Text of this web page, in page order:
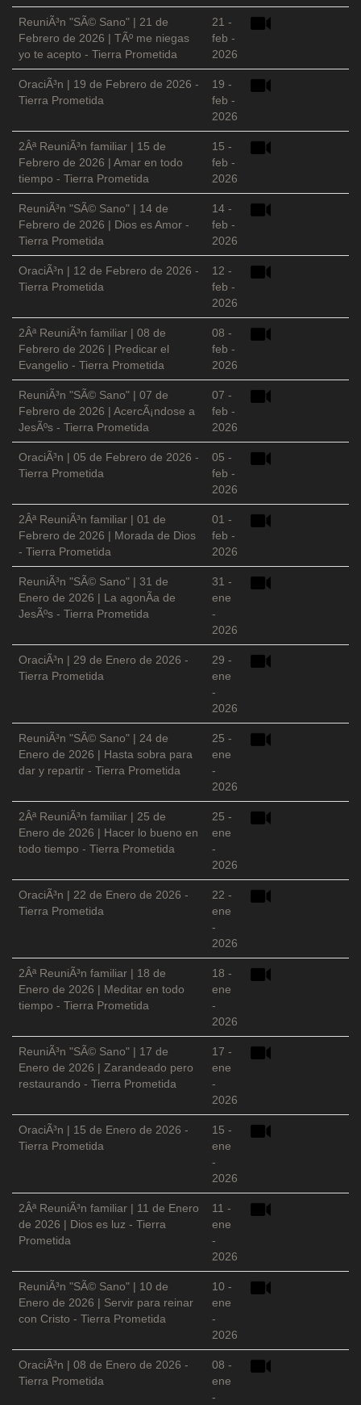
ReuniÃ³n "SÃ© Sano" | 21 de
Febrero de 2026 | TÃº me niegas
yo te acepto - Tierra Prometida
21 -
feb -
2026
OraciÃ³n | 19 de Febrero de 2026 -
Tierra Prometida
19 -
feb -
2026
2Âª ReuniÃ³n familiar | 15 de
Febrero de 2026 | Amar en todo
tiempo - Tierra Prometida
15 -
feb -
2026
ReuniÃ³n "SÃ© Sano" | 14 de
Febrero de 2026 | Dios es Amor -
Tierra Prometida
14 -
feb -
2026
OraciÃ³n | 12 de Febrero de 2026 -
Tierra Prometida
12 -
feb -
2026
2Âª ReuniÃ³n familiar | 08 de
Febrero de 2026 | Predicar el
Evangelio - Tierra Prometida
08 -
feb -
2026
ReuniÃ³n "SÃ© Sano" | 07 de
Febrero de 2026 | AcercÃ¡ndose a
JesÃºs - Tierra Prometida
07 -
feb -
2026
OraciÃ³n | 05 de Febrero de 2026 -
Tierra Prometida
05 -
feb -
2026
2Âª ReuniÃ³n familiar | 01 de
Febrero de 2026 | Morada de Dios
- Tierra Prometida
01 -
feb -
2026
ReuniÃ³n "SÃ© Sano" | 31 de
Enero de 2026 | La agonÃ­a de
JesÃºs - Tierra Prometida
31 -
ene
-
2026
OraciÃ³n | 29 de Enero de 2026 -
Tierra Prometida
29 -
ene
-
2026
ReuniÃ³n "SÃ© Sano" | 24 de
Enero de 2026 | Hasta sobra para
dar y repartir - Tierra Prometida
25 -
ene
-
2026
2Âª ReuniÃ³n familiar | 25 de
Enero de 2026 | Hacer lo bueno en
todo tiempo - Tierra Prometida
25 -
ene
-
2026
OraciÃ³n | 22 de Enero de 2026 -
Tierra Prometida
22 -
ene
-
2026
2Âª ReuniÃ³n familiar | 18 de
Enero de 2026 | Meditar en todo
tiempo - Tierra Prometida
18 -
ene
-
2026
ReuniÃ³n "SÃ© Sano" | 17 de
Enero de 2026 | Zarandeado pero
restaurando - Tierra Prometida
17 -
ene
-
2026
OraciÃ³n | 15 de Enero de 2026 -
Tierra Prometida
15 -
ene
-
2026
2Âª ReuniÃ³n familiar | 11 de Enero
de 2026 | Dios es luz - Tierra
Prometida
11 -
ene
-
2026
ReuniÃ³n "SÃ© Sano" | 10 de
Enero de 2026 | Servir para reinar
con Cristo - Tierra Prometida
10 -
ene
-
2026
OraciÃ³n | 08 de Enero de 2026 -
Tierra Prometida
08 -
ene
-